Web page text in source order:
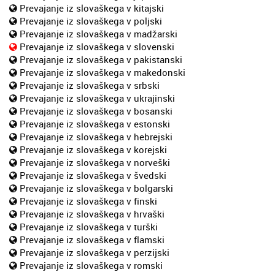
Prevajanje iz slovaškega v kitajski
Prevajanje iz slovaškega v poljski
Prevajanje iz slovaškega v madžarski
Prevajanje iz slovaškega v slovenski
Prevajanje iz slovaškega v pakistanski
Prevajanje iz slovaškega v makedonski
Prevajanje iz slovaškega v srbski
Prevajanje iz slovaškega v ukrajinski
Prevajanje iz slovaškega v bosanski
Prevajanje iz slovaškega v estonski
Prevajanje iz slovaškega v hebrejski
Prevajanje iz slovaškega v korejski
Prevajanje iz slovaškega v norveški
Prevajanje iz slovaškega v švedski
Prevajanje iz slovaškega v bolgarski
Prevajanje iz slovaškega v finski
Prevajanje iz slovaškega v hrvaški
Prevajanje iz slovaškega v turški
Prevajanje iz slovaškega v flamski
Prevajanje iz slovaškega v perzijski
Prevajanje iz slovaškega v romski